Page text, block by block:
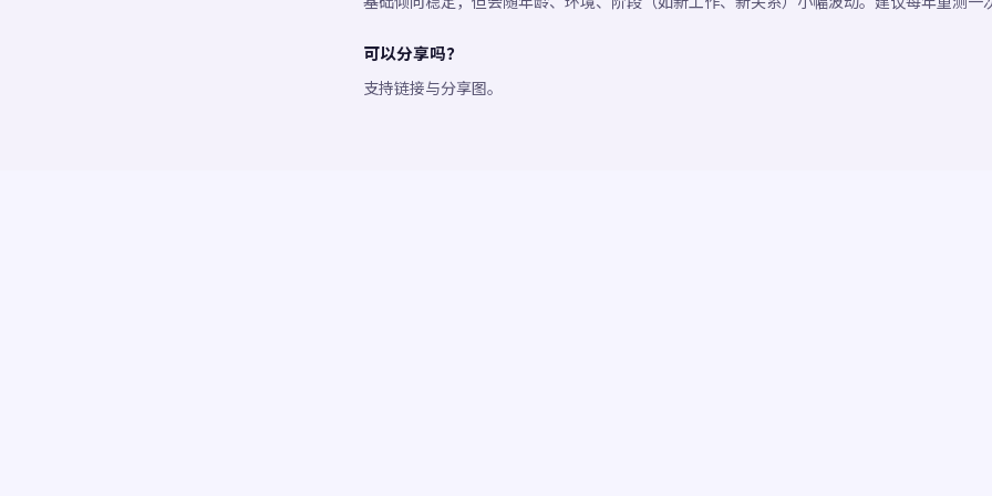
可以分享吗？
支持链接与分享图。